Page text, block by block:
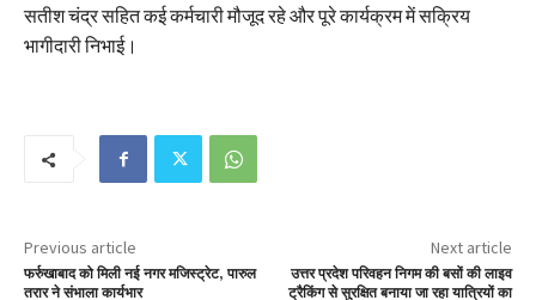
सतीश चंद्र सहित कई कर्मचारी मौजूद रहे और पूरे कार्यक्रम में सक्रिय
भागीदारी निभाई।
Previous article
फर्रुखाबाद को मिली नई नगर मजिस्ट्रेट, पारुल
तरार ने संभाला कार्यभार
Next article
उत्तर प्रदेश परिवहन निगम की बसों की लाइव
ट्रैकिंग से सुरक्षित बनाया जा रहा यात्रियों का